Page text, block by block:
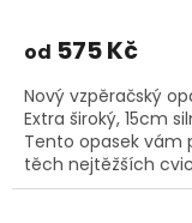
od 575 Kč
Nový vzpěračský
Extra široký, 15cm
Tento opasek vám
těch nejtěžších